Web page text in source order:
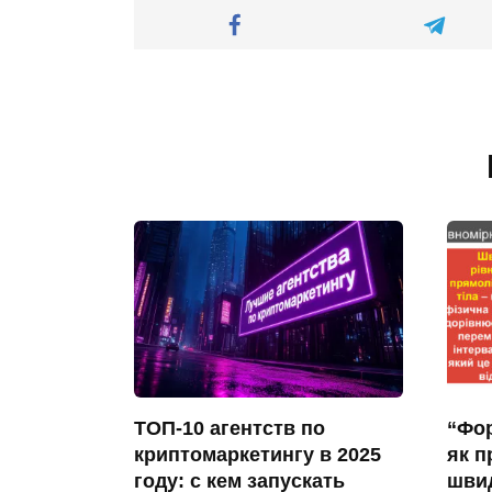
ТОП-10 агентств по
криптомаркетингу в 2025
году: с кем запускать
як